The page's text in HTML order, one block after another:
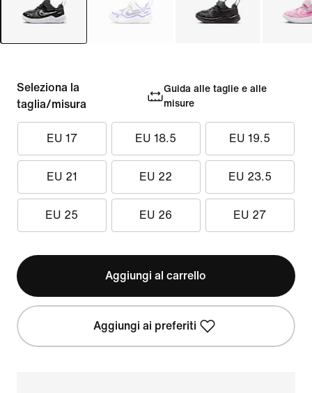
Seleziona la
taglia/misura
Guida alle taglie e alle
misure
EU 17 EU 18.5 EU 19.5
EU 21 EU 22 EU 23.5
EU 25 EU 26 EU 27
Aggiungi al carrello
Aggiungi ai preferiti